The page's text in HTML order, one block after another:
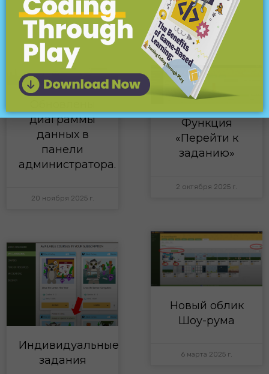
27 января 2026 г.
30 декабря 2025 г.
диаграммы
данных в
панели
администратора.
20 ноября 2025 г.
Функция
«Перейти к
заданию»
2 октября 2025 г.
Индивидуальные
задания
Новый облик
Шоу-рума
6 марта 2025 г.